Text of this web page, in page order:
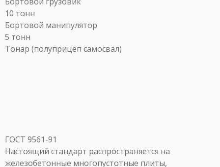
10 тонн
Бортовой манипулятор
5 тонн
Тонар (полуприцеп самосвал)
ГОСТ 9561-91
Настоящий стандарт распространяется на
железобетонные многопустотные плиты,